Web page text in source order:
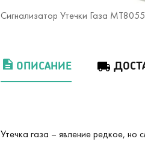
Сигнализатор Утечки Газа
ОПИСАНИЕ
Утечка газа – явление редкое, но